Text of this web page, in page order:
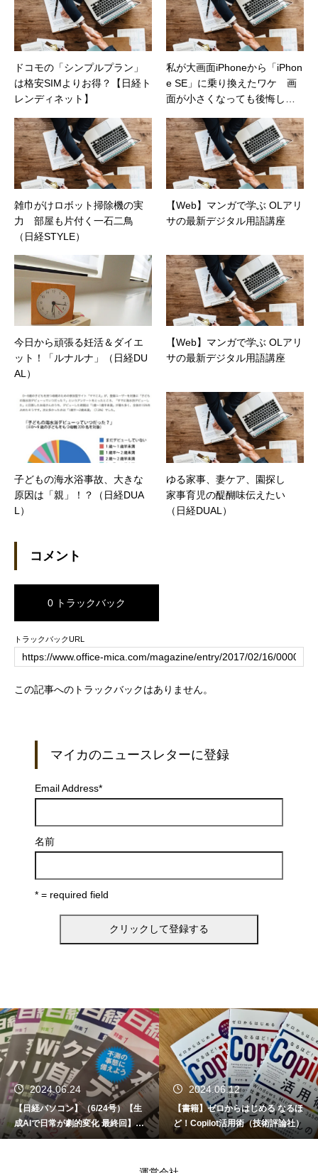
ドコモの「シンプルプラン」
は格安SIMよりお得？【日経ト
レンディネット】
私が大画面iPhoneから「iPhon
e SE」に乗り換えたワケ 画
面が小さくなっても後悔しな
ト）
雑巾がけロボット掃除機の実
力 部屋も片付く一石二鳥
（日経STYLE）
【Web】マンガで学ぶ OLアリ
サの最新デジタル用語講座
今日から頑張る妊活＆ダイエ
ット！「ルナルナ」（日経DU
AL）
【Web】マンガで学ぶ OLアリ
サの最新デジタル用語講座
子どもの海水浴事故、大きな
原因は「親」！？（日経DUA
L）
ゆる家事、妻ケア、園探し
家事育児の醍醐味伝えたい
（日経DUAL）
コメント
0 トラックバック
トラックバックURL
この記事へのトラックバックはありません。
マイカのニュースレターに登録
Email Address*
名前
* = required field
2024.06.24
【日経パソコン】（6/24号）【生
成AIで日常が劇的変化 最終回】 A
I時代のアプリケーション／サービ
2024.06.12
【書籍】ゼロからはじめる なるほ
ど！Copilot活用術（技術評論社）